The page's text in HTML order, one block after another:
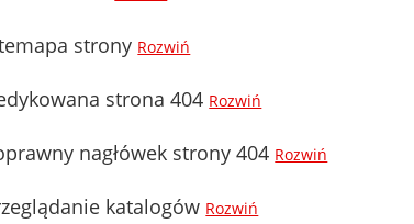
strony Rozwiń
strona 404 Rozwiń
nagłówek strony 404 Rozwiń
katalogów Rozwiń